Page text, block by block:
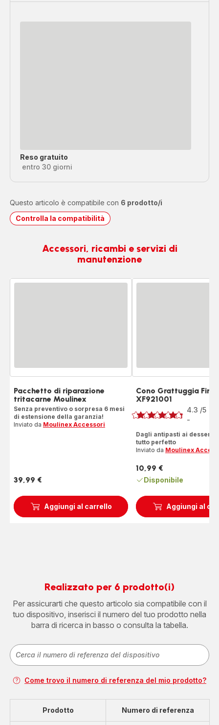
Reso gratuito
entro 30 giorni
Questo articolo è compatibile con 6 prodotto/i
Controlla la compatibilità
Accessori, ricambi e servizi di
manutenzione
Aggiungi al carrello
Pacchetto di riparazione
tritacarne Moulinex
Senza preventivo o sorpresa 6 mesi
di estensione della garanzia!
Inviato da Moulinex Accessori
Prezzo
39,99 €
Aggiungi al
Cono Grattuggia Fine
XF921001
Voto
4.3 /5
-
Dagli antipasti ai dessert:
tutto perfetto
Inviato da Moulinex
Prezzo
10,99 €
Disponibile
Realizzato per 6 prodotto(i)
Per assicurarti che questo articolo sia compatibile con il
tuo dispositivo, inserisci il numero del tuo prodotto nella
barra di ricerca in basso o consulta la tabella.
Come trovo il numero di referenza del mio prodotto?
Prodotto Numero di referenza